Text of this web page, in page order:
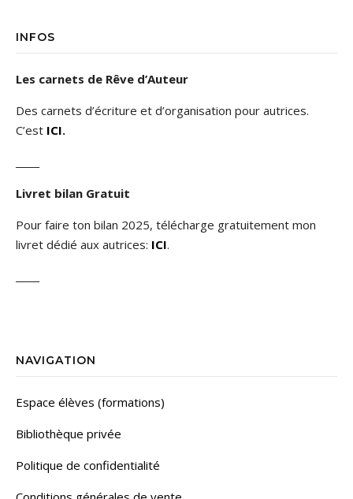
INFOS
Les carnets de Rêve d’Auteur
Des carnets d’écriture et d’organisation pour autrices.
C’est ICI.
Livret bilan Gratuit
Pour faire ton bilan 2025, télécharge gratuitement mon
livret dédié aux autrices: ICI.
NAVIGATION
Espace élèves (formations)
Bibliothèque privée
Politique de confidentialité